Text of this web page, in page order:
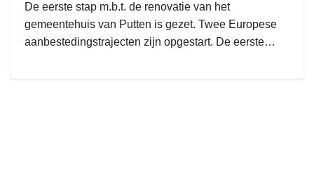
De eerste stap m.b.t. de renovatie van het
gemeentehuis van Putten is gezet. Twee Europese
aanbestedingstrajecten zijn opgestart. De eerste…